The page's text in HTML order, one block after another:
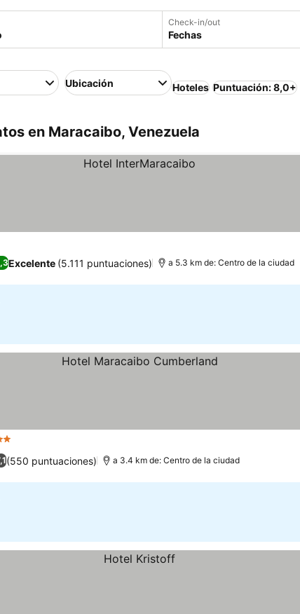
Check-in/out
Fechas
Ubicación Hoteles Puntuación: 8,0+
en Maracaibo, Venezuela
Excelente (5.111 puntuaciones) a 5.3 km de: Centro de la ciudad
(550 puntuaciones) a 3.4 km de: Centro de la ciudad